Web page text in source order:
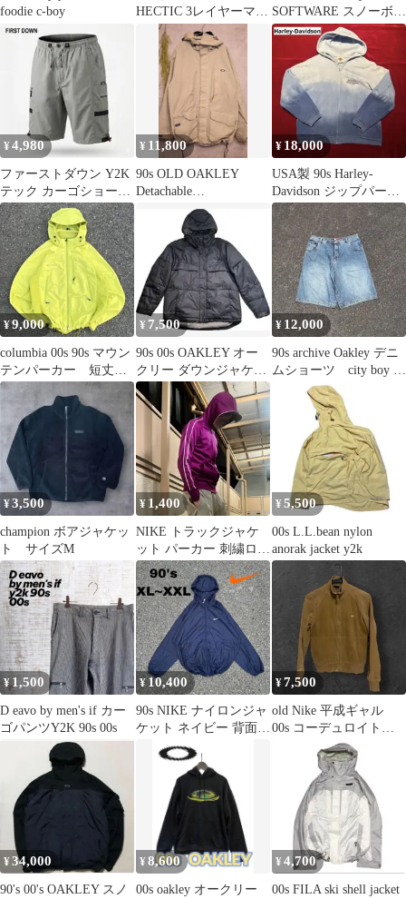
foodie c-boy
HECTIC 3レイヤーマウ
ンテンパーカーブル
ー ヘクティクL
SOFTWARE スノーボー
ドウェア
¥4,980
ファーストダウン Y2K
テック カーゴショーツ
LL グレー 裏メッシュ
刺繍
¥ 11,800
90s OLD OAKLEY
Detachable
DrawcordJacket
¥ 18,000
USA製 90s Harley-
Davidson ジップパーカ
ー 短丈
¥9,000
columbia 00s 90s マウン
テンパーカー 短丈
y2k ソフトシェル
¥ 7,500
90s 00s OAKLEY オー
クリー ダウンジャケッ
ト テックジャケット
¥12,000
90s archive Oakley デニ
ムショーツ city boy ワ
¥3,500
champion ボアジャケッ
ト サイズM
¥ 1,400
NIKE トラックジャケ
ット パーカー 刺繍ロゴ
テック フリース パープ
ル
¥ 5,500
00s L.L.bean nylon
anorak jacket y2k
¥ 1,500
D eavo by men's if カー
ゴパンツY2K 90s 00s
¥10,400
90s NIKE ナイロンジャ
ケット ネイビー 背面
BIG スウッシュ
¥7,500
old Nike 平成ギャル
00s コーデュロイトラ
ックジャケット
¥34,000
90's 00's OAKLEY スノ
¥8,600
00s oakley オークリー
¥ 4,700
00s FILA ski shell jacket